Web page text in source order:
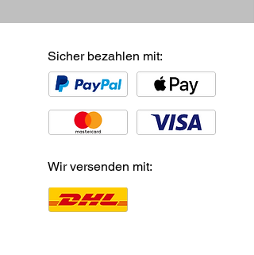
Sicher bezahlen mit:
Wir versenden mit: